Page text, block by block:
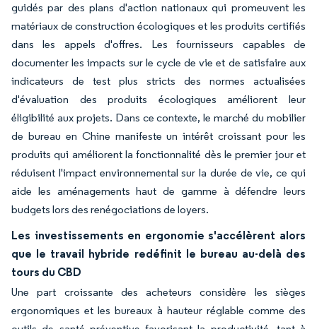
guidés par des plans d'action nationaux qui promeuvent les
matériaux de construction écologiques et les produits certifiés
dans les appels d'offres. Les fournisseurs capables de
documenter les impacts sur le cycle de vie et de satisfaire aux
indicateurs de test plus stricts des normes actualisées
d'évaluation des produits écologiques améliorent leur
éligibilité aux projets. Dans ce contexte, le marché du mobilier
de bureau en Chine manifeste un intérêt croissant pour les
produits qui améliorent la fonctionnalité dès le premier jour et
réduisent l'impact environnemental sur la durée de vie, ce qui
aide les aménagements haut de gamme à défendre leurs
budgets lors des renégociations de loyers.
Les investissements en ergonomie s'accélèrent alors
que le travail hybride redéfinit le bureau au-delà des
tours du CBD
Une part croissante des acheteurs considère les sièges
ergonomiques et les bureaux à hauteur réglable comme des